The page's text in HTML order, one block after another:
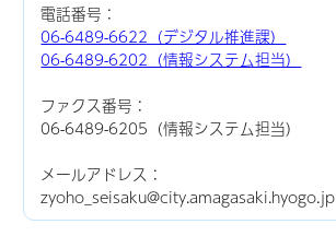
電話番号：
06-6489-6622（デジタル推進課）
06-6489-6202（情報システム担当）
ファクス番号：
06-6489-6205（情報システム担当）
メールアドレス：
zyoho_seisaku@city.amagasaki.hyogo.jp